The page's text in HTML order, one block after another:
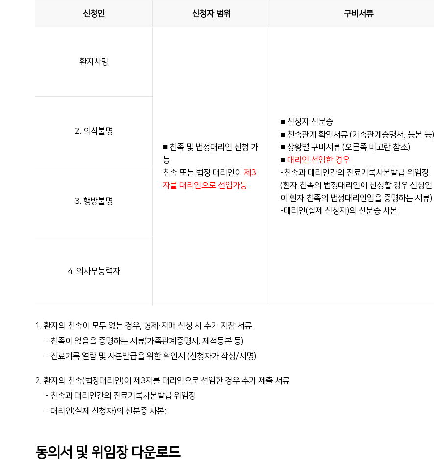
신청인 신청자 범위 구비서류
환자사망
■ 친족 및 법정대리인 신청 가
능
친족 또는 법정 대리인이 제3
자를 대리인으로 선임가능
■ 신청자 신분증
■ 친족관계 확인서류 (가족관계증명서, 등본 등)
■ 상황별 구비서류 (오른쪽 비고란 참조)
■ 대리인 선임한 경우
-친족과 대리인간의 진료기록사본발급 위임장
(환자 친족의 법정대리인이 신청할 경우 신청인
이 환자 친족의 법정대리인임을 증명하는 서류)
-대리인(실제 신청자)의 신분증 사본
2. 의식불명
3. 행방불명
4. 의사무능력자
1. 환자의 친족이 모두 없는 경우, 형제·자매 신청 시 추가 지참 서류
- 친족이 없음을 증명하는 서류(가족관계증명서, 제적등본 등)
- 진료기록 열람 및 사본발급을 위한 확인서 (신청자가 작성/서명)
2. 환자의 친족(법정대리인)이 제3자를 대리인으로 선임한 경우 추가 제출 서류
- 친족과 대리인간의 진료기록사본발급 위임장
- 대리인(실제 신청자)의 신분증 사본;
동의서 및 위임장 다운로드